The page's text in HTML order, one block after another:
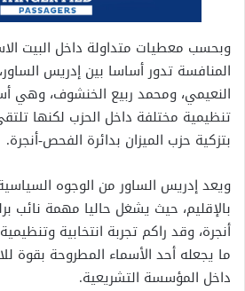
وبحسب معطيات متداولة داخل البيت
المنافسة تدور أساسا بين إدريس
النعيمي، ومحمد ربيع الخنشوف، وهي
تنظيمية مختلفة داخل الحزب لكنها
بتزكية حزب الميزان بدائرة الفحص-أنجرة.
ويعد إدريس الساور من الوجوه
بالإقليم، حيث يشغل حاليا مهمة نائب
أنجرة، وقد راكم تجربة انتخابية
ما يجعله أحد الأسماء المطروحة بقوة
داخل المؤسسة التشريعية.